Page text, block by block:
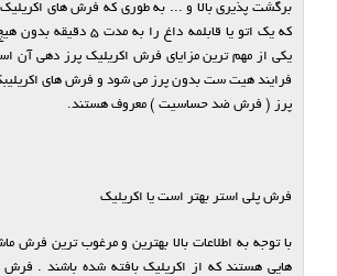
برگشت پذیری بالا و ... به طوری که فرش های اکریلیک
که یک اتو یا قابلمه داغ را
یکی از مهم ترین مزایای فرش اکریلیک پرز دهی آن
فرایند هیت ست بدون پرز می شود و فرش های
پرز ( فرش ضد حساسیت ) معروف هستند.
فرش پلی استر بهتر است یا اکریلیک
با توجه به اطلاعات بالا بهترین و مرغوب ترین فرش
هایی هستند که از اکریلیک بافته شده باشند . فرش